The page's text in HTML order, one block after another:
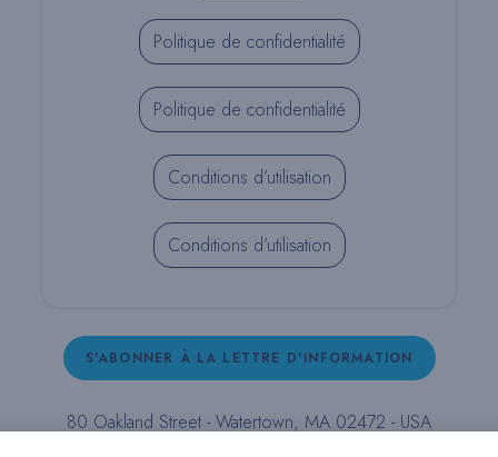
Politique de confidentialité
Politique de confidentialité
Conditions d’utilisation
Conditions d’utilisation
S'ABONNER À LA LETTRE D'INFORMATION
80 Oakland Street - Watertown, MA 02472 - USA